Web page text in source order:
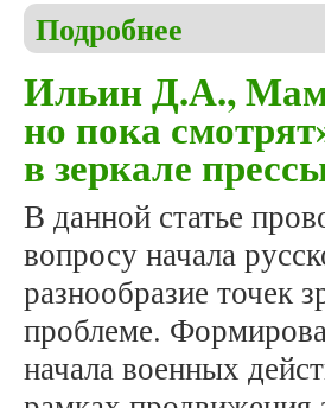
Подробнее
Ильин Д.А.,
но пока
в зеркале
В данной статье
вопросу начала
разнообразие точек
проблеме.
начала военных